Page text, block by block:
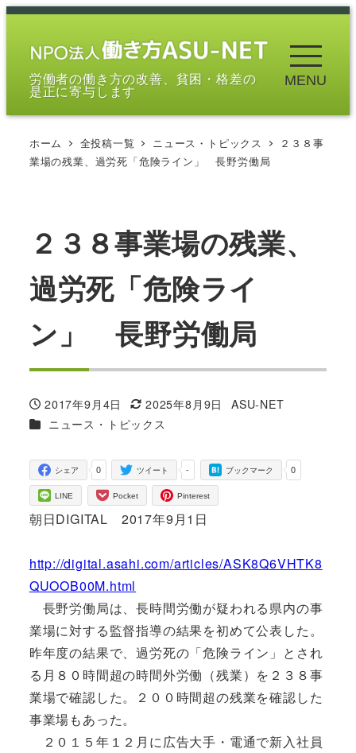
メ
労働者の働き方の改善、貧困・格差の
是正に寄与します
MENU
ホーム 全投稿一覧 ニュース・トピックス
２３８事
業場の残業、過労死「危険ライン」 長野労働局
２３８事業場の残業、
過労死「危険ライ
ン」 長野労働局
投稿日
2017年9月4日
更新日
2025年8月9日
著
ASU-NET
カテゴリー
ニュース・トピックス
0
シェア -
ツイート 0
ブックマーク
LINE Pocket Pinterest
朝日DIGITAL 2017年9月1日
http://digital.asahi.com/articles/ASK8Q6VHTK8
QUOOB00M.html
長野労働局は、長時間労働が疑われる県内の事
業場に対する監督指導の結果を初めて公表した。
昨年度の結果で、過労死の「危険ライン」とされ
る月８０時間超の時間外労働（残業）を２３８事
業場で確認した。２００時間超の残業を確認した
事業場もあった。
２０１５年１２月に広告大手・電通で新入社員